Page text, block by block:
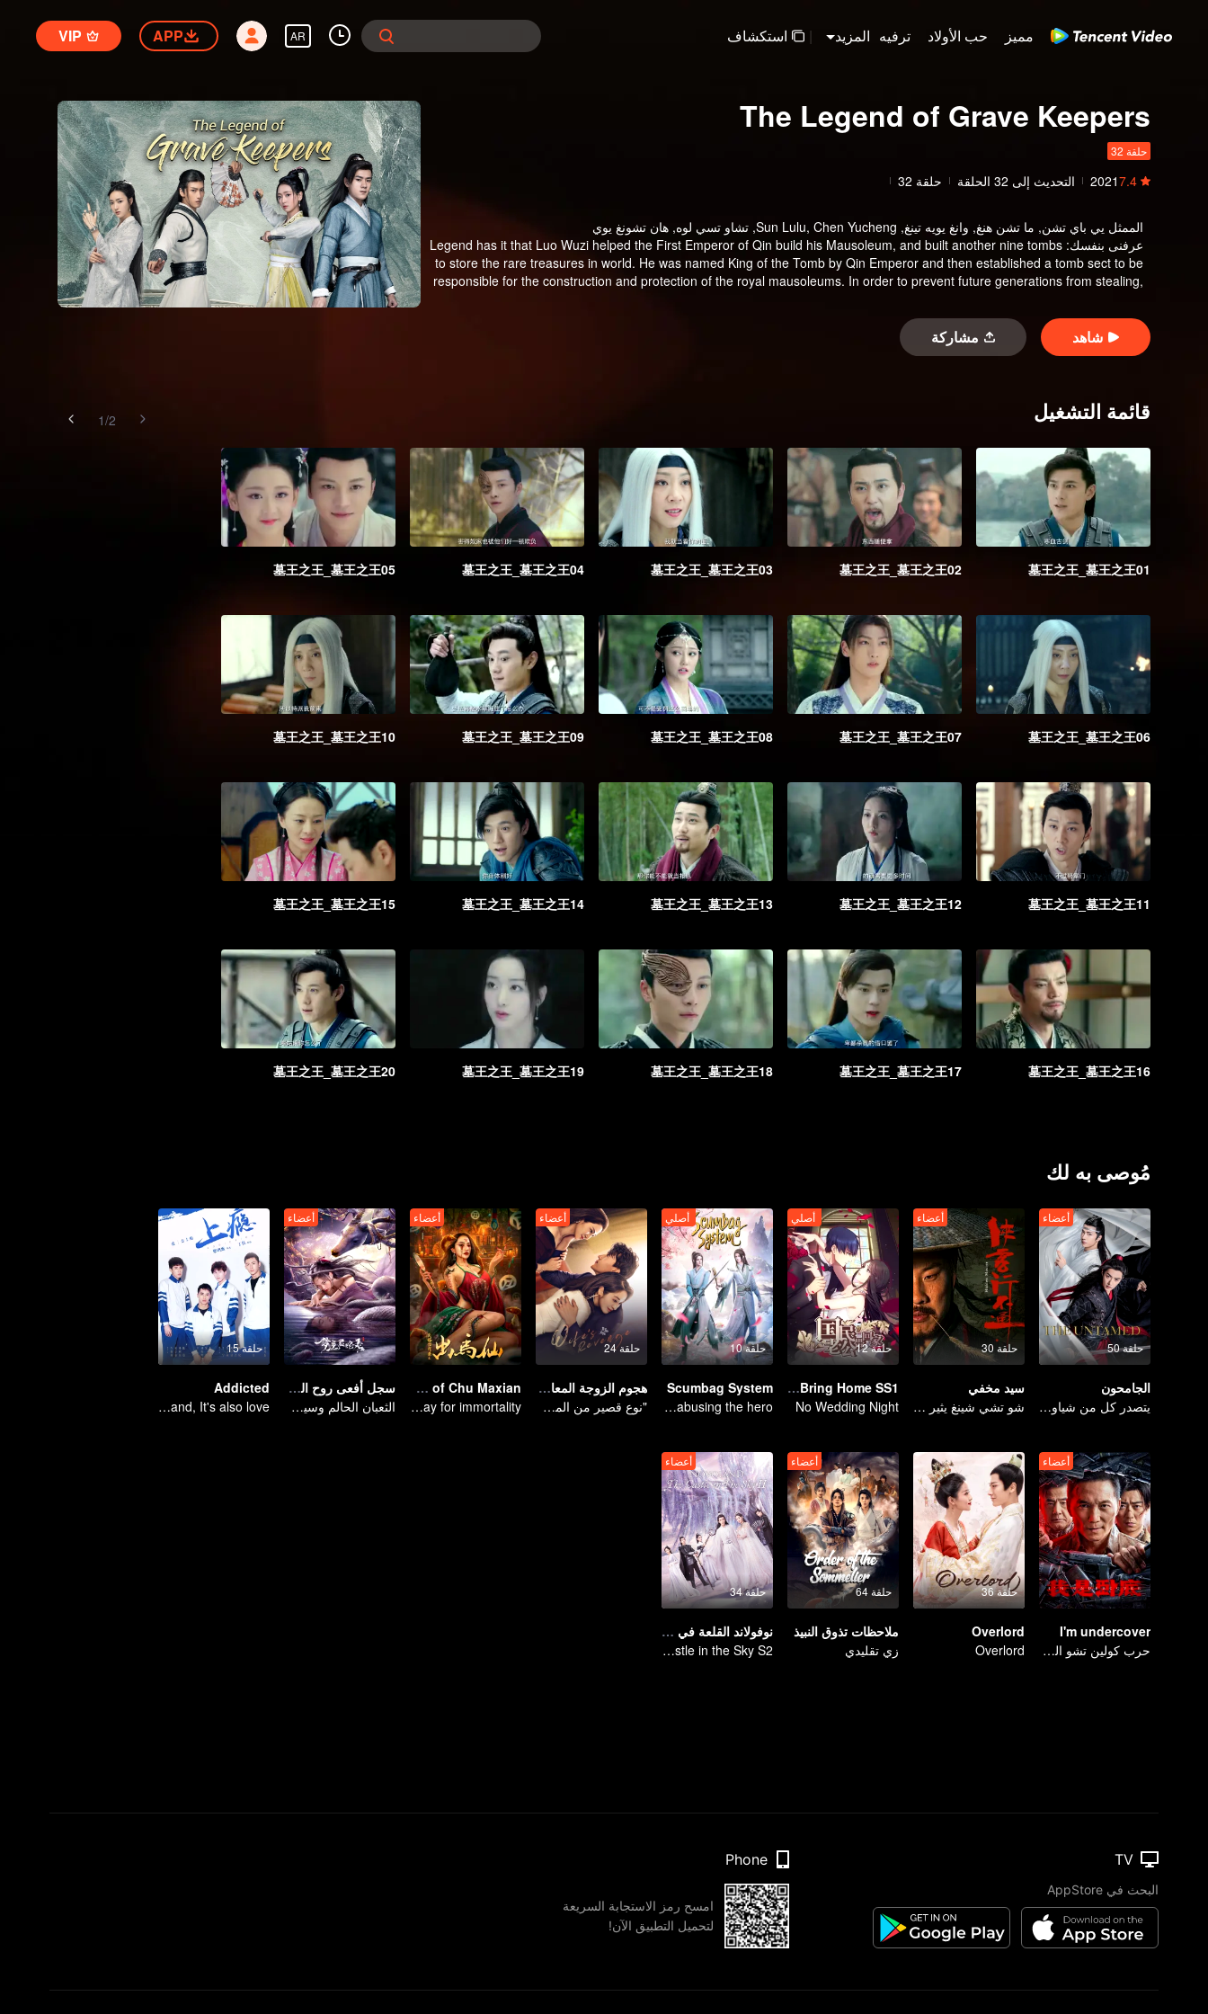
مميز حب الأولاد ترفيه المزيد | استكشاف AR
APP
VIP
The Legend of Grave Keepers
حلقة 32
7.4
2021 التحديث إلى 32 الحلقة حلقة 32
الممثل يي باي تشن, ما تشن هنغ, وانغ يويه تينغ, Sun Lulu, Chen Yucheng, تشاو تسي لوه, هان تشونغ يوي
عرفنى بنفسك:
Legend has it that Luo Wuzi helped the First Emperor of Qin build his Mausoleum, and built another nine tombs
to store the rare treasures in world. He was named King of the Tomb by Qin Emperor and then established a tomb sect to be
responsible for the construction and protection of the royal mausoleums. In order to prevent future generations from stealing,
The two factions have maintained a balance for thousands of years, and Murong family has inherited the tomb king for more
than ten generations. However, during the turbulent Five Dynasties and Ten Kingdoms, Murong Xian succeeded to the throne.
Rumor has it that he robbed the tomb. And the balance between two factions gradually becomes fragile...
شاهد مشاركة
قائمة التشغيل 1/2
墓王之王_墓王之王01
墓王之王_墓王之王02
墓王之王_墓王之王03
墓王之王_墓王之王04
墓王之王_墓王之王05
墓王之王_墓王之王06
墓王之王_墓王之王07
墓王之王_墓王之王08
墓王之王_墓王之王09
墓王之王_墓王之王10
墓王之王_墓王之王11
墓王之王_墓王之王12
墓王之王_墓王之王13
墓王之王_墓王之王14
墓王之王_墓王之王15
墓王之王_墓王之王16
墓王之王_墓王之王17
墓王之王_墓王之王18
墓王之王_墓王之王19
墓王之王_墓王之王20
مُوصى به لك
حلقة 50
أعضاء
الجامحون
يتصدر كل من شياو تشان ووانغ يي بو التشكيلة عالية القيمة
حلقة 30
أعضاء
سيد مخفي
شو تشي شينغ يثير عاصفة مضحكة في عالم القتال
حلقة 12
أصلي
National Husband Bring Home SS1
No Wedding Night
حلقة 10
أصلي
Scumbag System
An ordinary youth crossing as a villain into the book and abusing the hero!
حلقة 24
أعضاء
هجوم الزوجة المعاكس
"نوع قصير من المسلسل التلفزيوني "إغراء العودة إلى المنزل
أعضاء
Folk tales of Chu Maxian
The spirit of the horse sacrifices a young girl to pray for immortality
أعضاء
سجل أفعى روح الكابوس
الثعبان الحالم وسيف الماضي الخالد
حلقة 15
Addicted
You don't understand, It's also love
أعضاء
I'm undercover
حرب كولين تشو السرية
حلقة 36
Overlord
Overlord
حلقة 64
أعضاء
ملاحظات تذوق النبيذ
زي تقليدي
حلقة 34
أعضاء
نوفولاند القلعة في السماء الجزء 2
Novoland: The Castle in the Sky S2
TV
البحث في AppStore
Phone
امسح رمز الاستجابة السريعة
لتحميل التطبيق الآن!